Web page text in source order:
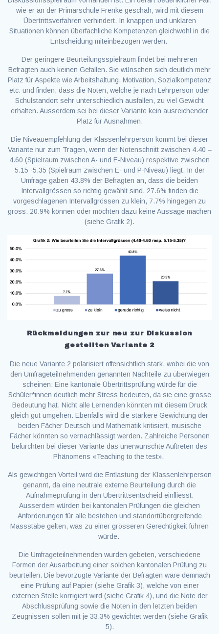
wie er an der Primarschule Frenke geschah, wird mit diesem
Übertrittsverfahren verhindert. In knappen und unklaren
Situationen können überfachliche Kompetenzen gleichwohl in die
Entscheidung miteinbezogen werden.
Der geringere Beurteilungsspielraum findet bei mehreren
Befragten auch keinen Gefallen. Sie wünschen sich deutlich mehr
Platz für Aspekte wie Arbeitshaltung, Motivation, Sozialkompetenz
etc. und finden, dass die Noten, welche je nach Lehrperson oder
Schulstandort sehr unterschiedlich ausfallen, zu viel Gewicht
erhalten. Ausserdem sei bei dieser Variante kein ausreichender
Platz für Ausnahmen.
Die Niveauempfehlung der Klassenlehrperson kommt bei dieser
Variante nur zum Tragen, wenn der Notenschnitt zwischen 4.40 –
4.60 (Spielraum zwischen A- und E-Niveau) respektive zwischen
5.15 -5.35 (Spielraum zwischen E- und P-Niveau) liegt. In der
Umfrage gaben 43.8% der Befragten an, dass die beiden
Intervallgrössen so richtig gewählt sind. 27.6% finden die
vorgeschlagenen Intervallgrössen zu klein, 7.7% hingegen zu
gross. 20.9% können oder möchten dazu keine Aussage machen
(siehe Grafik 2).
Rückmeldungen zur neu zur Diskussion
gestellten Variante 2
Die neue Variante 2 polarisiert offensichtlich stark, wobei die von
den Umfrageteilnehmenden genannten Nachteile zu überwiegen
scheinen: Eine kantonale Übertrittsprüfung würde für die
Schüler*innen deutlich mehr Stress bedeuten, da sie eine grosse
Bedeutung hat. Nicht alle Lernenden könnten mit diesem Druck
gleich gut umgehen. Ebenfalls wird die stärkere Gewichtung der
beiden Fächer Deutsch und Mathematik kritisiert, musische
Fächer könnten so vernachlässigt werden. Zahlreiche Personen
befürchten bei dieser Variante das unerwünschte Auftreten des
Phänomens «Teaching to the test».
Als gewichtigen Vorteil wird die Entlastung der Klassenlehrperson
genannt, da eine neutrale externe Beurteilung durch die
Aufnahmeprüfung in den Übertrittsentscheid einfliesst.
Ausserdem würden bei kantonalen Prüfungen die gleichen
Anforderungen für alle bestehen und standortübergreifende
Massstäbe gelten, was zu einer grösseren Gerechtigkeit führen
würde.
Die Umfrageteilnehmenden wurden gebeten, verschiedene
Formen der Ausarbeitung einer solchen kantonalen Prüfung zu
beurteilen. Die bevorzugte Variante der Befragten wäre demnach
eine Prüfung auf Papier (siehe Grafik 3), welche von einer
externen Stelle korrigiert wird (siehe Grafik 4), und die Note der
Abschlussprüfung sowie die Noten in den letzten beiden
Zeugnissen sollen mit je 33.3% gewichtet werden (siehe Grafik
5).